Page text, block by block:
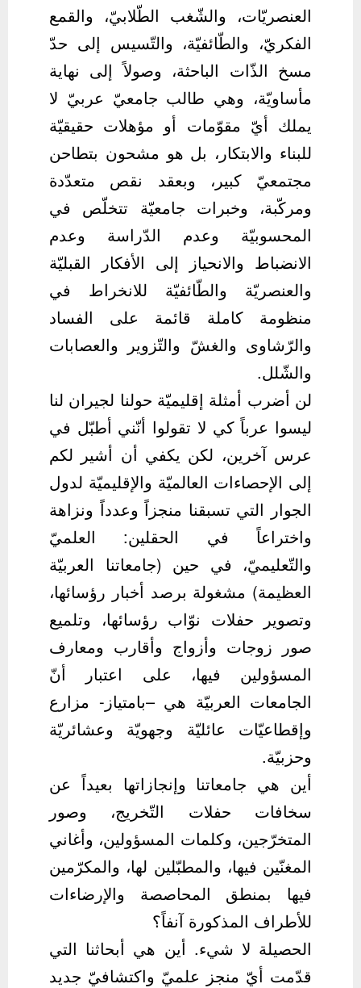
العنصريّات، والشّغب الطّلابيّ، والقمع
الفكريّ، والطّائفيّة، والتّسيس إلى حدّ
مسخ الذّات الباحثة، وصولاً إلى نهاية
مأساويّة، وهي طالب جامعيّ عربيّ لا
يملك أيّ مقوّمات أو مؤهلات حقيقيّة
للبناء والابتكار، بل هو مشحون بتطاحن
مجتمعيّ كبير، وبعقد نقص متعدّدة
ومركّبة، وخبرات جامعيّة تتخلّص في
المحسوبيّة وعدم الدّراسة وعدم
الانضباط والانحياز إلى الأفكار القبليّة
والعنصريّة والطّائفيّة للانخراط في
منظومة كاملة قائمة على الفساد
والرّشاوى والغشّ والتّزوير والعصابات
والشّلل.
لن أضرب أمثلة إقليميّة حولنا لجيران لنا
ليسوا عرباً كي لا تقولوا أنّني أطبّل في
عرس آخرين، لكن يكفي أن أشير لكم
إلى الإحصاءات العالميّة والإقليميّة لدول
الجوار التي تسبقنا منجزاً وعدداً ونزاهة
واختراعاً في الحقلين: العلميّ
والتّعليميّ، في حين (جامعاتنا العربيّة
العظيمة) مشغولة برصد أخبار رؤسائها،
وتصوير حفلات نوّاب رؤسائها، وتلميع
صور زوجات وأزواج وأقارب ومعارف
المسؤولين فيها، على اعتبار أنّ
الجامعات العربيّة هي –بامتياز- مزارع
وإقطاعيّات عائليّة وجهويّة وعشائريّة
وحزبيّة.
أين هي جامعاتنا وإنجازاتها بعيداً عن
سخافات حفلات التّخريج، وصور
المتخرّجين، وكلمات المسؤولين، وأغاني
المغنّين فيها، والمطبّلين لها، والمكرّمين
فيها بمنطق المحاصصة والإرضاءات
للأطراف المذكورة آنفاً؟
الحصيلة لا شيء. أين هي أبحاثنا التي
قدّمت أيّ منجز علميّ واكتشافيّ جديد